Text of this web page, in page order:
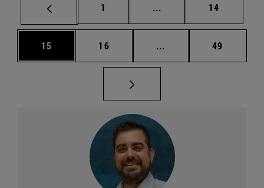
Página
1 ... Páginas intermedias
Página
14
Página
15 Página
16 ... Páginas intermedias
Página
49